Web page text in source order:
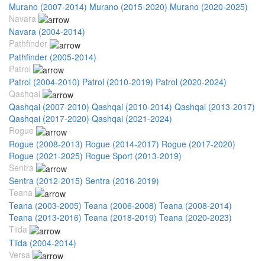
Murano (2007-2014) Murano (2015-2020) Murano (2020-2025)
Navara
Navara (2004-2014)
Pathfinder
Pathfinder (2005-2014)
Patrol
Patrol (2004-2010) Patrol (2010-2019) Patrol (2020-2024)
Qashqai
Qashqai (2007-2010) Qashqai (2010-2014) Qashqai (2013-2017)
Qashqai (2017-2020) Qashqai (2021-2024)
Rogue
Rogue (2008-2013) Rogue (2014-2017) Rogue (2017-2020)
Rogue (2021-2025) Rogue Sport (2013-2019)
Sentra
Sentra (2012-2015) Sentra (2016-2019)
Teana
Teana (2003-2005) Teana (2006-2008) Teana (2008-2014)
Teana (2013-2016) Teana (2018-2019) Teana (2020-2023)
Tiida
Tiida (2004-2014)
Versa